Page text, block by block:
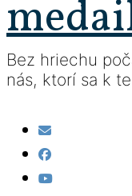
Bez hriechu
nás, ktorí sa k